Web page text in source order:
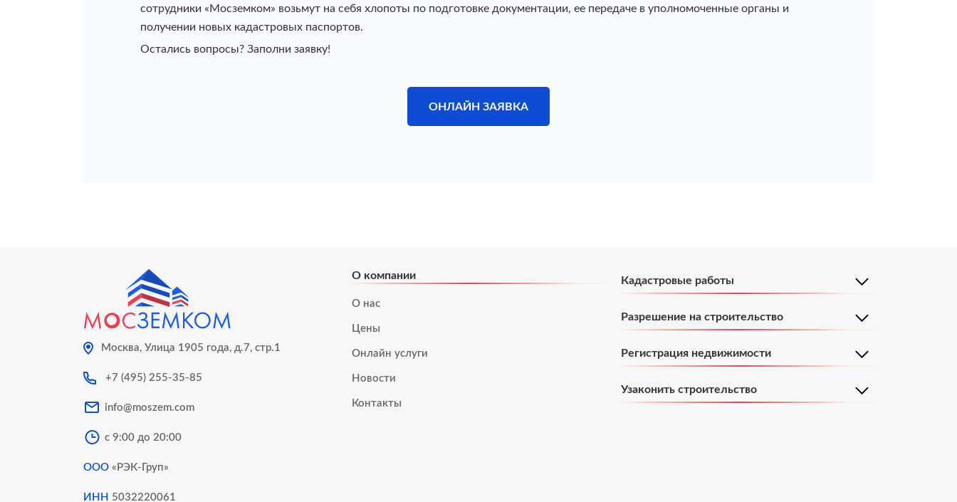
сотрудники «Мосземком» возьмут на себя хлопоты по подготовке документации, ее передаче в уполномоченные органы и
получении новых кадастровых паспортов.
Остались вопросы? Заполни заявку!
ОНЛАЙН ЗАЯВКА
Москва, Улица 1905 года, д.7, стр.1
+7 (495) 255-35-85
info@moszem.com
с 9:00 до 20:00
ООО «РЭК-Груп»
ИНН 5032220061
О компании
О нас
Цены
Онлайн услуги
Новости
Контакты
Кадастровые работы
Разрешение на строительство
Регистрация недвижимости
Узаконить строительство